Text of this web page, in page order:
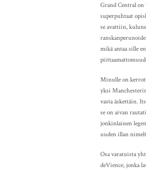
Grand Central on
superpuhtaat
se avattiin,
mikä antaa sille
Minulle on
yksi
vasta äskettäin.
se on aivan
jonkinlainen
uuden illan
Osa varatuista
deVience, jonka